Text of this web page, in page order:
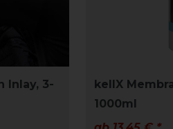
Inlay, 3-
kellX
1000ml